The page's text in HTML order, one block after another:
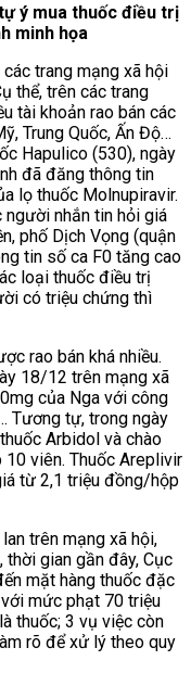
ý mua thuốc điều trị
minh họa
trang mạng xã hội
thể, trên các trang
tài khoản rao bán các
Trung Quốc, Ấn Độ…
Hapulico (530), ngày
đã đăng thông tin
lọ thuốc Molnupiravir.
người nhắn tin hỏi giá
phố Dịch Vọng (quận
tin số ca F0 tăng cao
loại thuốc điều trị
có triệu chứng thì
rao bán khá nhiều.
18/12 trên mạng xã
của Nga với công
Tương tự, trong ngày
Arbidol và chào
viên. Thuốc Areplivir
từ 2,1 triệu đồng/hộp
trên mạng xã hội,
gian gần đây, Cục
mặt hàng thuốc đặc
mức phạt 70 triệu
thuốc; 3 vụ việc còn
rõ để xử lý theo quy